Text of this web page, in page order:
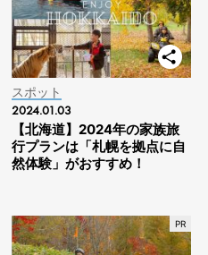
スポット
2024.01.03
【北海道】2024年の家族旅
行プランは「札幌を拠点に自
然体験」がおすすめ！